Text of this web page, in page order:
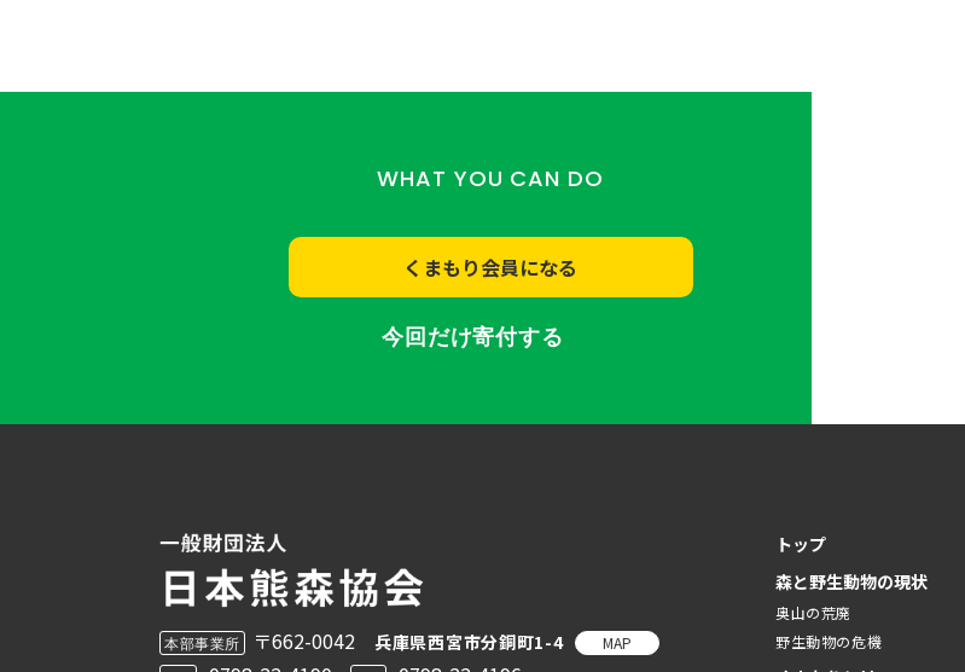
WHAT YOU CAN DO
くまもり会員になる
今回だけ寄付する
本部事業所 〒662-0042 兵庫県西宮市分銅町1-4 MAP
トップ
森と野生動物の現状
奥山の荒廃
野生動物の危機